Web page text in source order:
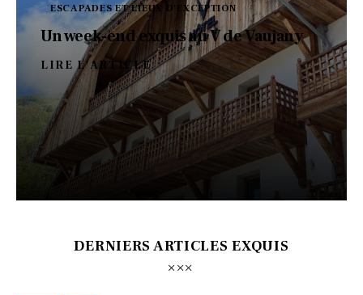
ESCAPADES ET LIEUX D'EXCEPTION
Un week-end exquis au V de Vaujany
LIRE L'ARTICLE
DERNIERS ARTICLES EXQUIS